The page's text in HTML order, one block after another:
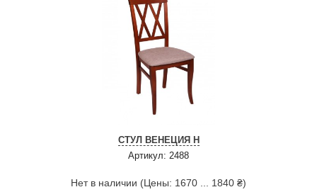
СТУЛ ВЕНЕЦИЯ Н
Артикул: 2488
Нет в наличии (Цены: 1670 ... 1840 ₴)